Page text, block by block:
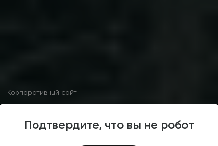
Подтвердите, что вы не робот
Корпоративный сайт
Разработка корпоративного